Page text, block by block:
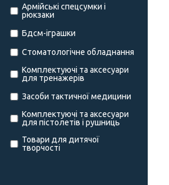
Армійські спецсумки і
рюкзаки
Бдсм-іграшки
Стоматологічне обладнання
Комплектуючі та аксесуари
для тренажерів
Засоби тактичної медицини
Комплектуючі та аксесуари
для пістолетів і рушниць
Товари для дитячої
творчості